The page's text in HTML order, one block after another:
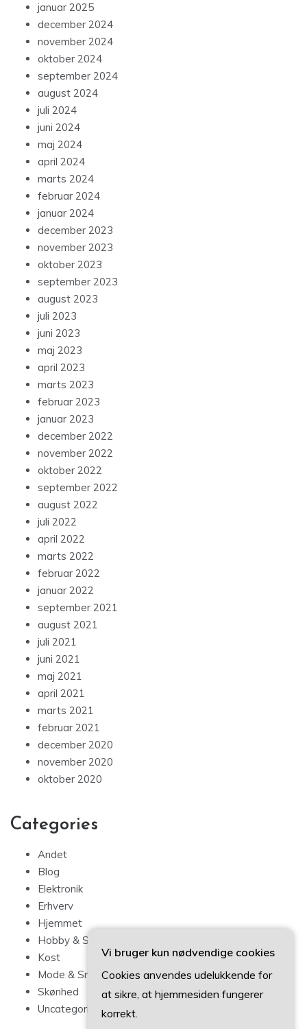
januar 2025
december 2024
november 2024
oktober 2024
september 2024
august 2024
juli 2024
juni 2024
maj 2024
april 2024
marts 2024
februar 2024
januar 2024
december 2023
november 2023
oktober 2023
september 2023
august 2023
juli 2023
juni 2023
maj 2023
april 2023
marts 2023
februar 2023
januar 2023
december 2022
november 2022
oktober 2022
september 2022
august 2022
juli 2022
april 2022
marts 2022
februar 2022
januar 2022
september 2021
august 2021
juli 2021
juni 2021
maj 2021
april 2021
marts 2021
februar 2021
december 2020
november 2020
oktober 2020
Categories
Andet
Blog
Elektronik
Erhverv
Hjemmet
Hobby & Sport
Kost
Mode & Smykker
Skønhed
Uncategorized
Vi bruger kun nødvendige cookies
Cookies anvendes udelukkende for
at sikre, at hjemmesiden fungerer
korrekt.